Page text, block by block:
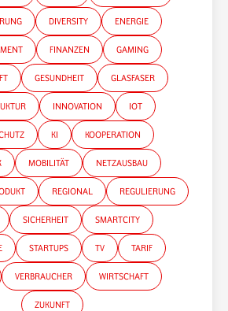
DIVERSITY ENERGIE
FINANZEN GAMING
GESUNDHEIT GLASFASER
INNOVATION IOT
KI KOOPERATION
MOBILITÄT NETZAUSBAU
REGIONAL REGULIERUNG
SICHERHEIT SMARTCITY
STARTUPS TV TARIF
VERBRAUCHER WIRTSCHAFT
ZUKUNFT